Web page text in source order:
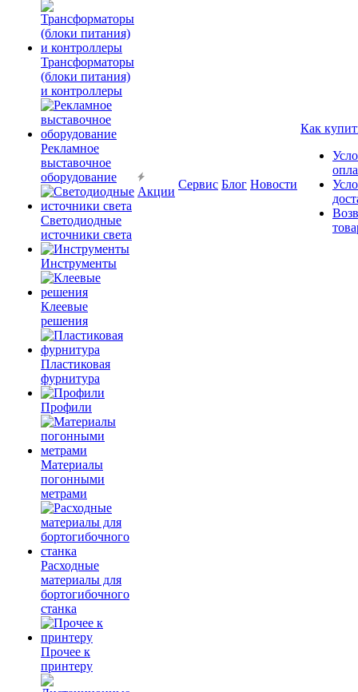
Трансформаторы
(блоки питания)
и контроллеры
Рекламное
выставочное
оборудование
Светодиодные
источники света
Инструменты
Клеевые
решения
Пластиковая
фурнитура
Профили
Материалы
погонными
метрами
Расходные
материалы для
бортогибочного
станка
Прочее к
принтеру
Акции
Сервис Блог Новости
Как